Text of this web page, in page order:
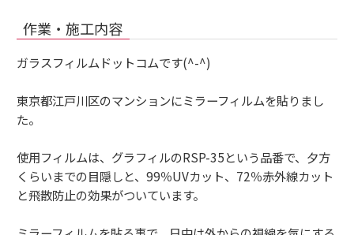
作業・施工内容
ガラスフィルムドットコムです(^-^)
東京都江戸川区のマンションにミラーフィルムを貼りまし
た。
使用フィルムは、グラフィルのRSP-35という品番で、夕方
くらいまでの目隠しと、99％UVカット、72％赤外線カット
と飛散防止の効果がついています。